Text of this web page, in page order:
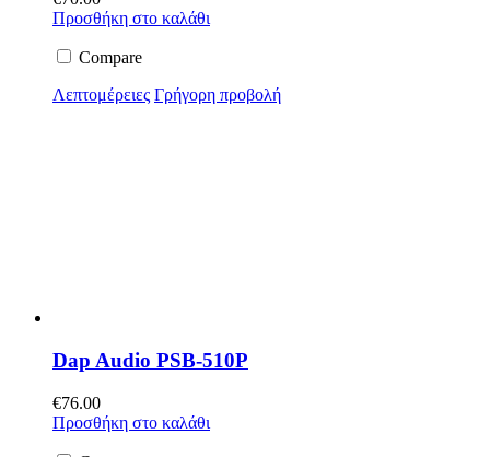
Προσθήκη στο καλάθι
Compare
Λεπτομέρειες Γρήγορη προβολή
Dap Audio PSB-510P
€76.00
Προσθήκη στο καλάθι